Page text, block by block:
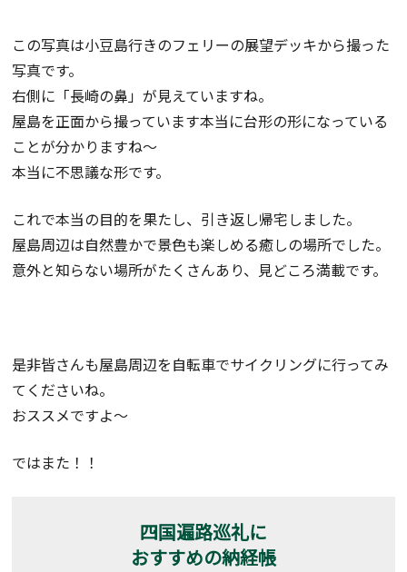
この写真は小豆島行きのフェリーの展望デッキから撮った
写真です。
右側に「長崎の鼻」が見えていますね。
屋島を正面から撮っています本当に台形の形になっている
ことが分かりますね～
本当に不思議な形です。
これで本当の目的を果たし、引き返し帰宅しました。
屋島周辺は自然豊かで景色も楽しめる癒しの場所でした。
意外と知らない場所がたくさんあり、見どころ満載です。
是非皆さんも屋島周辺を自転車でサイクリングに行ってみ
てくださいね。
おススメですよ～
ではまた！！
四国遍路巡礼に
おすすめの納経帳